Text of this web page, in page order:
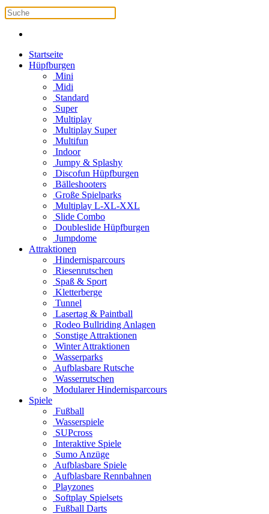
Startseite
Hüpfburgen
Mini
Midi
Standard
Super
Multiplay
Multiplay Super
Multifun
Indoor
Jumpy & Splashy
Discofun Hüpfburgen
Bälleshooters
Große Spielparks
Multiplay L-XL-XXL
Slide Combo
Doubleslide Hüpfburgen
Jumpdome
Attraktionen
Hindernisparcours
Riesenrutschen
Spaß & Sport
Kletterberge
Tunnel
Lasertag & Paintball
Rodeo Bullriding Anlagen
Sonstige Attraktionen
Winter Attraktionen
Wasserparks
Aufblasbare Rutsche
Wasserrutschen
Modularer Hindernisparcours
Spiele
Fußball
Wasserspiele
SUPcross
Interaktive Spiele
Sumo Anzüge
Aufblasbare Spiele
Aufblasbare Rennbahnen
Playzones
Softplay Spielsets
Fußball Darts